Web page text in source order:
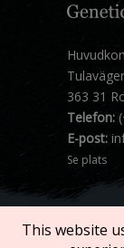
363 31
Telefon:
E-post:
Se plats
This website